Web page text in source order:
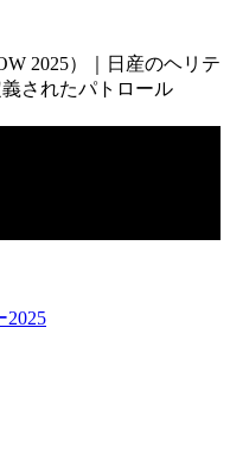
2025）｜日産のヘリテ
されたパトロール
2025